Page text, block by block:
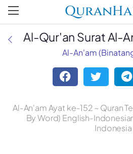
Al-Qur'an Surat Al-
Al-An'am
Al-An'am Ayat ke-152 ~ Quran
By Word) English-
Indonesia